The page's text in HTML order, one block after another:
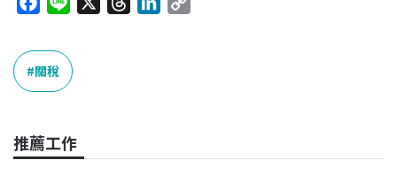
c
e
b
o
k
e
n
k
關稅
推薦工作